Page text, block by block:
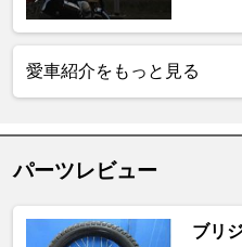
愛車紹介をもっと見る
パーツレビュー
ブリ